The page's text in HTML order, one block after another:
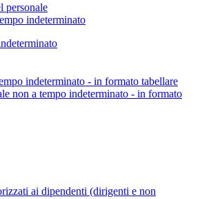
personale
indeterminato
indeterminato - in formato tabellare
non a tempo indeterminato - in formato
ai dipendenti (dirigenti e non